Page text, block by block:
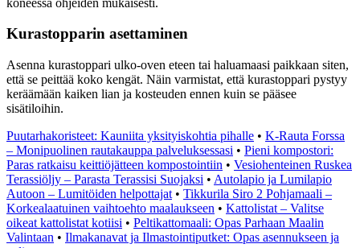
Kurastopparin asettaminen
Asenna kurastoppari ulko-oven eteen tai haluamaasi paikkaan siten,
että se peittää koko kengät. Näin varmistat, että kurastoppari pystyy
keräämään kaiken lian ja kosteuden ennen kuin se pääsee
sisätiloihin.
Puutarhakoristeet: Kauniita yksityiskohtia pihalle • K-Rauta Forssa
– Monipuolinen rautakauppa palveluksessasi • Pieni kompostori:
Paras ratkaisu keittiöjätteen kompostointiin • Vesiohenteinen Ruskea
Terassiöljy – Parasta Terassisi Suojaksi • Autolapio ja Lumilapio
Autoon – Lumitöiden helpottajat • Tikkurila Siro 2 Pohjamaali –
Korkealaatuinen vaihtoehto maalaukseen • Kattolistat – Valitse
oikeat kattolistat kotiisi • Peltikattomaali: Opas Parhaan Maalin
Valintaan • Ilmakanavat ja Ilmastointiputket: Opas asennukseen ja